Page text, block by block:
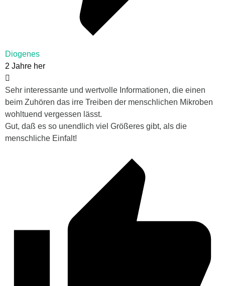
Diogenes
2 Jahre her
Sehr interessante und wertvolle Informationen, die einen
beim Zuhören das irre Treiben der menschlichen Mikroben
wohltuend vergessen lässt.
Gut, daß es so unendlich viel Größeres gibt, als die
menschliche Einfalt!